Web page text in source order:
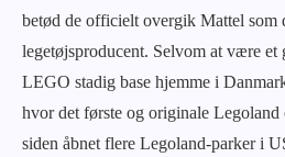
betød de officielt overgik Mattel som
legetøjsproducent. Selvom at være et
LEGO stadig base hjemme i
hvor det første og originale Legoland
siden åbnet flere Legoland-parker i